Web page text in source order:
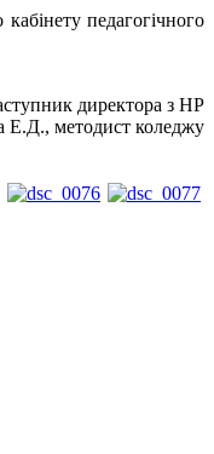
педагогічного
директора з НР
Е.Д., методист коледжу